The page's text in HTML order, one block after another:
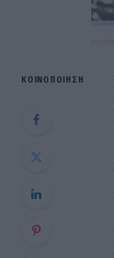
ΚΟΙΝΟΠΟΊΗΣΗ